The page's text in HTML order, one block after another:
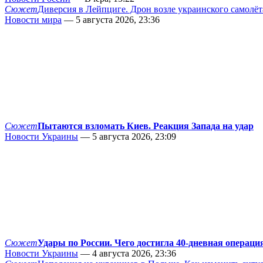
СюжетДиверсия в Лейпциге. Дрон возле украинского
Новости мира — 5 августа 2026, 23:36
СюжетПытаются взломать Киев. Реакция Запада на удар
Новости Украины — 5 августа 2026, 23:09
СюжетУдары по России. Чего достигла 40-дневная
Новости Украины — 4 августа 2026, 23:36